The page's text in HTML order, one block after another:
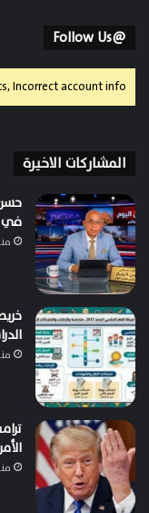
@Follow Us
Incorrect account info.
المشاركات الاخيرة
في
منذ
منذ
منذ